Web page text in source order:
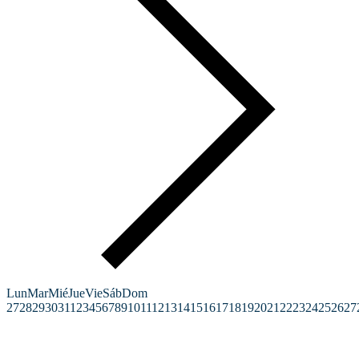
LunMarMiéJueVieSábDom
27282930311 23456789101112131415161718192021 222324252627